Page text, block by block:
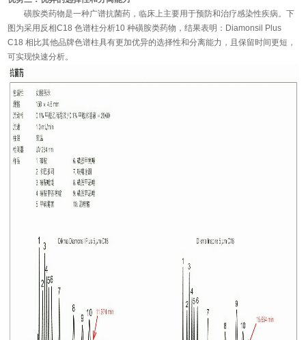
磺胺类药物是一种广谱抗菌药，临床上主要用于预防和治疗感染性疾病。下
图为采用反相C18 色谱柱分析10 种磺胺类药物，结果表明：Diamonsil Plus
C18 相比其他品牌色谱柱具有更加优异的选择性和分离能力，且保留时间更短，
可实现快速分析。